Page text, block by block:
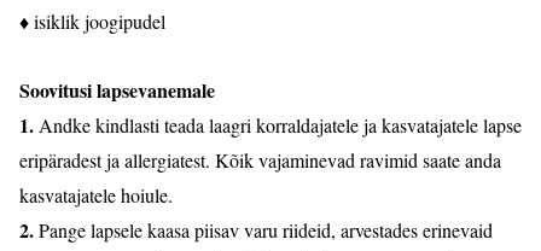
♦ isiklik joogipudel
Soovitusi lapsevanemale
1. Andke kindlasti teada laagri korraldajatele ja kasvatajatele lapse
eripäradest ja allergiatest. Kõik vajaminevad ravimid saate anda
kasvatajatele hoiule.
2.Pange lapsele kaasa piisav varu riideid, arvestades erinevaid